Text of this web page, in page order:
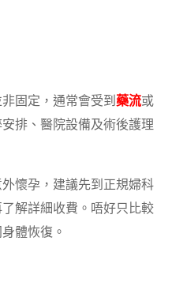
固定，通常會受到 藥流或
排、醫院設備及術後護理
懷孕，建議先到正規婦科
解詳細收費。唔好只比較
體恢復。